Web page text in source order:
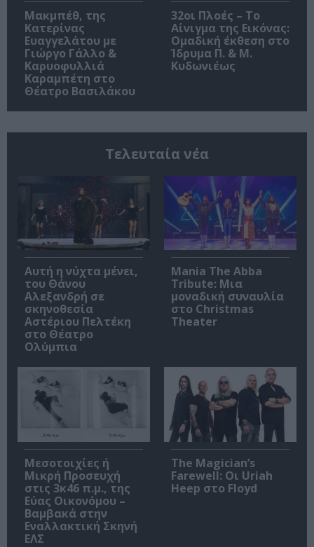
Μακμπέθ, της
Κατερίνας
Ευαγγελάτου με
Γιώργο Γάλλο &
Καρυοφυλλιά
Καραμπέτη στο
Θέατρο Βασιλάκου
32οι Πλοές – Το
Αίνιγμα της Εικόνας:
Ομαδική έκθεση στο
Ίδρυμα Π. & Μ.
Κυδωνιέως
Τελευταία νέα
Αυτή η νύχτα μένει,
του Θάνου
Αλεξανδρή σε
σκηνοθεσία
Αστέριου Πελτέκη
στο Θέατρο
Ολύμπια
Mania The Abba
Tribute: Μια
μοναδική συναυλία
στο Christmas
Theater
Μεσοτοιχίες ή
Μικρή Προσευχή
στις 3κ46 π.μ., της
Εύας Οικονόμου –
Βαμβακά στην
Εναλλακτική Σκηνή
ΕΛΣ
The Magician’s
Farewell: Οι Uriah
Heep στο Floyd